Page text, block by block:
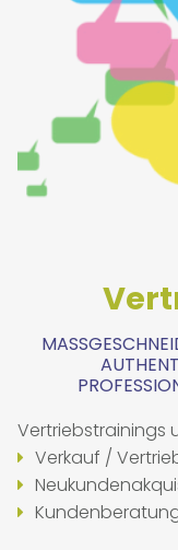
Vertriebstrainings
Verkauf /